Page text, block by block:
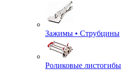
Зажимы • Струбцины
Роликовые листогибы